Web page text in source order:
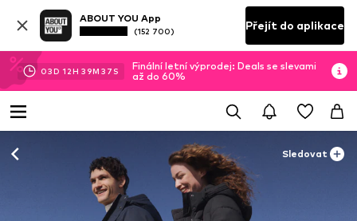
ABOUT YOU App
(152 700) Přejít do aplikace
03D 12H 39M 35 S
Finální letní výprodej: Deals se slevami
až do 60%
Sledovat